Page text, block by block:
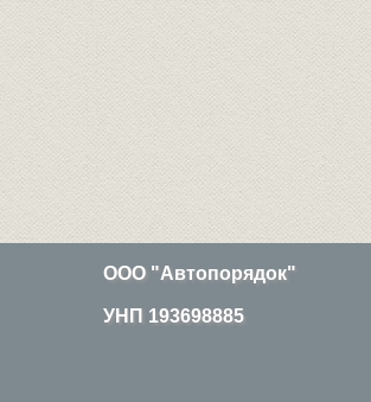
ООО "Автопорядок"
УНП 193698885